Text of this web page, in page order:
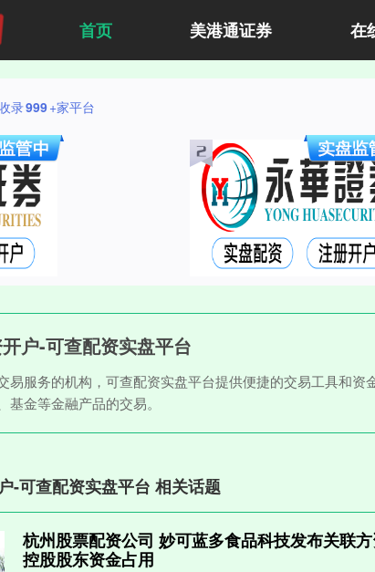
首页 美港通证券 在
录999+家平台
户-可查配资实盘平台
易服务的机构，可查配资实盘平台提供便捷的交易工具和
金等金融产品的交易。
-可查配资实盘平台 相关话题
杭州股票配资公司 妙可蓝多食品科技发布关联
控股股东资金占用